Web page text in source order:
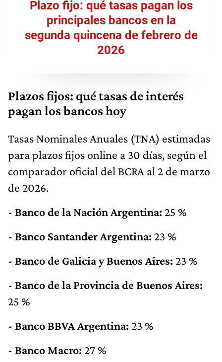
Plazo fijo: qué tasas pagan los
principales bancos en la
segunda quincena de febrero de
2026
Plazos fijos: qué tasas de interés
pagan los bancos hoy
Tasas Nominales Anuales (TNA) estimadas
para plazos fijos online a 30 días, según el
comparador oficial del BCRA al 2 de marzo
de 2026.
- Banco de la Nación Argentina: 25 %
- Banco Santander Argentina: 23 %
- Banco de Galicia y Buenos Aires: 23 %
- Banco de la Provincia de Buenos Aires:
25 %
- Banco BBVA Argentina: 23 %
- Banco Macro: 27 %